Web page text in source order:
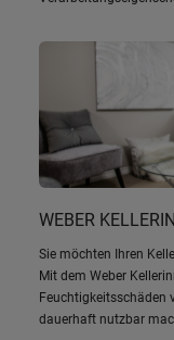
WEBER
Sie möchten Ihren
Mit dem Weber
Feuchtigkeitsschäden
dauerhaft nutzbar